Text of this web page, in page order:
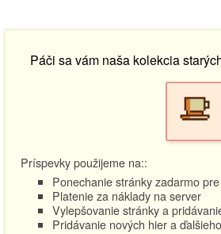
Páči sa vám naša kolekcia
Príspevky použijeme na::
Ponechanie stránky zadarmo
Platenie za náklady na server
Vylepšovanie stránky a
Pridávanie nových hier a